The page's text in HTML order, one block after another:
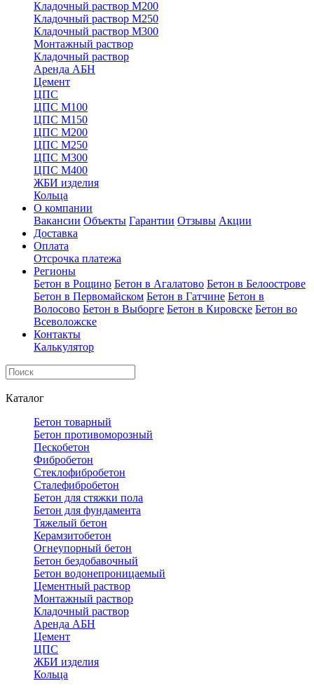
Кладочный раствор М200
Кладочный раствор М250
Кладочный раствор М300
Монтажный раствор
Кладочный раствор
Аренда АБН
Цемент
ЦПС
ЦПС М100
ЦПС М150
ЦПС М200
ЦПС М250
ЦПС М300
ЦПС М400
ЖБИ изделия
Кольца
О компании
Вакансии Объекты Гарантии Отзывы Акции
Доставка
Оплата
Отсрочка платежа
Регионы
Бетон в Рощино Бетон в Агалатово Бетон в Белоострове
Бетон в Первомайском Бетон в Гатчине Бетон в
Волосово Бетон в Выборге Бетон в Кировске Бетон во
Всеволожске
Контакты
Калькулятор
Каталог
Бетон товарный
Бетон противоморозный
Пескобетон
Фибробетон
Стеклофибробетон
Сталефибробетон
Бетон для стяжки пола
Бетон для фундамента
Тяжелый бетон
Керамзитобетон
Огнеупорный бетон
Бетон бездобавочный
Бетон водонепроницаемый
Цементный раствор
Монтажный раствор
Кладочный раствор
Аренда АБН
Цемент
ЦПС
ЖБИ изделия
Кольца